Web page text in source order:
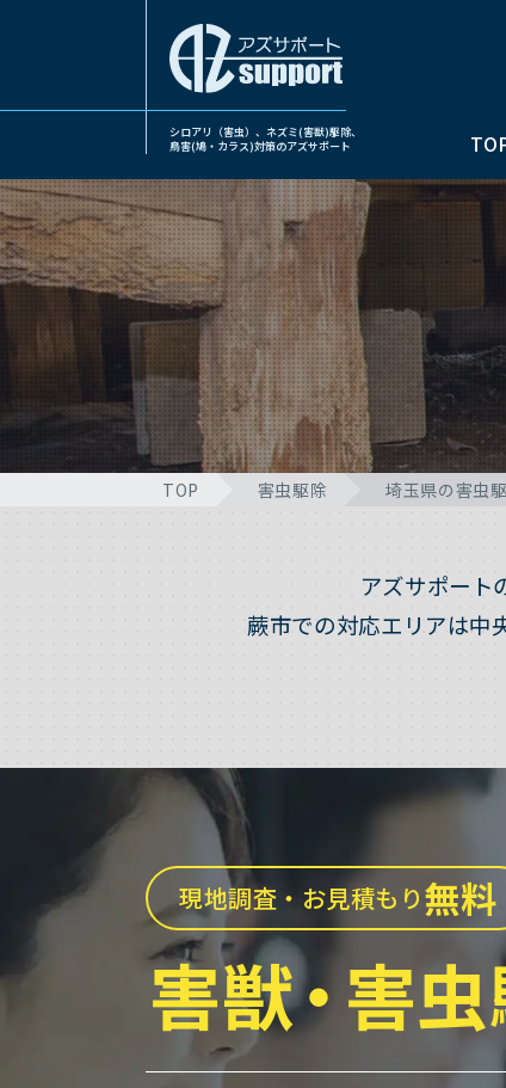
シロアリ（害虫）、ネズミ(害獣)駆除、
鳥害(鳩・カラス)対策のアズサポート
TOP 害虫駆除 埼玉県の害虫
アズサポート
蕨市での対応エリアは中
現地調査・お見積もり無料
害獣・害